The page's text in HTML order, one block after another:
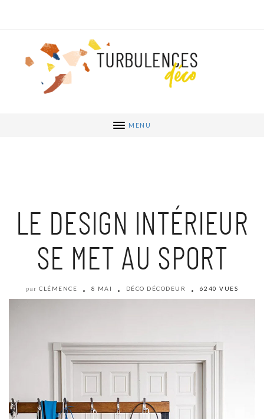
MENU
LE DESIGN INTÉRIEUR
SE MET AU SPORT
par CLÉMENCE 8 MAI DÉCO DÉCODEUR 6240 VUES